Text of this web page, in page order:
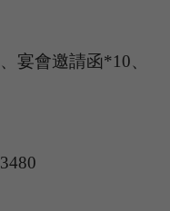
、宴會邀請函*10、
3480